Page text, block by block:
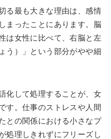
る最も大きな理由は、感情
まったことにあります。脳
は女性に比べて、右脳と左
う）」という部分がやや細
化して処理することが、女
す。仕事のストレスや人間
との関係における小さなプ
処理しきれずにフリーズし